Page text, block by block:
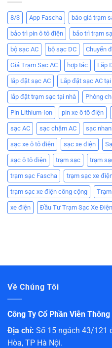
8/3 App Fascha báo giá trạm
bảo trì pin ô tô điện bảo trì trạm
bộ sạc AC bộ sạc DC Chuyển
Giá Trạm Sạc AC hợp tác Lắp
lắp đặt sạc AC Lắp đặt sạc AC
lắp đặt trạm sạc tại nhà Phòng
Pin Lithium-Ion pin xe ô tô điện
sạc AC sạc chậm AC sạc
sạc xe ô tô điện sạc xe điện
sạc ô tô điện trạm sạc trạm
trạm sạc Fascha trạm sạc xe
trạm sạc xe điện công cộng
xe điện Đầu Tư Trạm Sạc Xe Điện
Về Chúng Tôi
Công Ty Cổ Phần Viễn
Địa chỉ: Số 15 ngách 43/121
Hòa, TP Hà Nội.